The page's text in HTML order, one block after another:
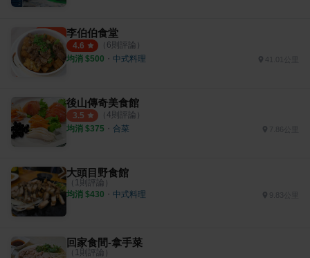
李伯伯食堂
4.6 （ 6則評論）
均消 $500 ・ 中式料理 41.01公里
後山傳奇美食館
3.5 （ 4則評論）
均消 $375 ・ 合菜
大頭目野食館
（ 1則評論）
均消 $430 ・ 中式料理
回家食間-拿手菜
（ 1則評論）